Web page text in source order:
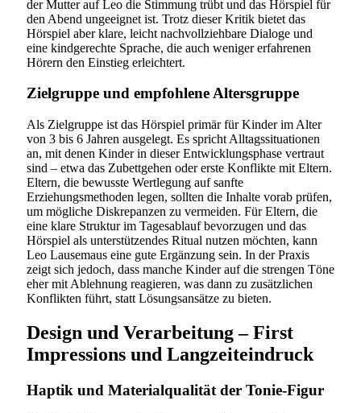
der Mutter auf Leo die Stimmung trübt und das Hörspiel für
den Abend ungeeignet ist. Trotz dieser Kritik bietet das
Hörspiel aber klare, leicht nachvollziehbare Dialoge und
eine kindgerechte Sprache, die auch weniger erfahrenen
Hörern den Einstieg erleichtert.
Zielgruppe und empfohlene Altersgruppe
Als Zielgruppe ist das Hörspiel primär für Kinder im Alter
von 3 bis 6 Jahren ausgelegt. Es spricht Alltagssituationen
an, mit denen Kinder in dieser Entwicklungsphase vertraut
sind – etwa das Zubettgehen oder erste Konflikte mit Eltern.
Eltern, die bewusste Wertlegung auf sanfte
Erziehungsmethoden legen, sollten die Inhalte vorab prüfen,
um mögliche Diskrepanzen zu vermeiden. Für Eltern, die
eine klare Struktur im Tagesablauf bevorzugen und das
Hörspiel als unterstützendes Ritual nutzen möchten, kann
Leo Lausemaus eine gute Ergänzung sein. In der Praxis
zeigt sich jedoch, dass manche Kinder auf die strengen Töne
eher mit Ablehnung reagieren, was dann zu zusätzlichen
Konflikten führt, statt Lösungsansätze zu bieten.
Design und Verarbeitung – First
Impressions und Langzeiteindruck
Haptik und Materialqualität der Tonie-Figur